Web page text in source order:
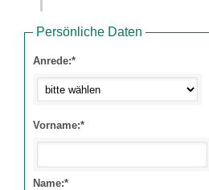
Persönliche Daten
Anrede:*
Vorname:*
Name:*